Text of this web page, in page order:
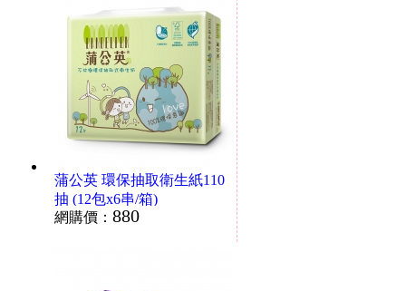
蒲公英 環保抽取衛生紙110
抽 (12包x6串/箱)
網購價： 880